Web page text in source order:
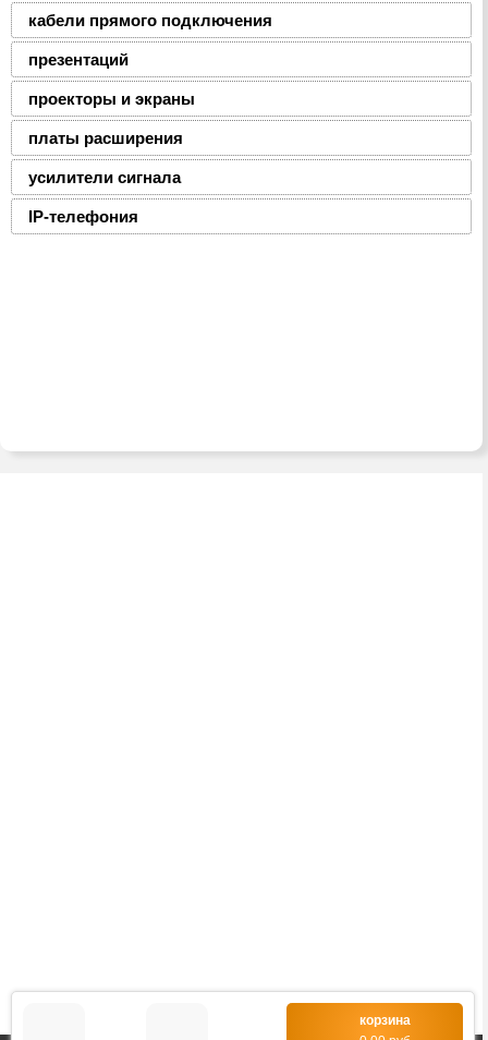
кабели прямого подключения
презентаций
проекторы и экраны
платы расширения
усилители сигнала
IP-телефония
корзина